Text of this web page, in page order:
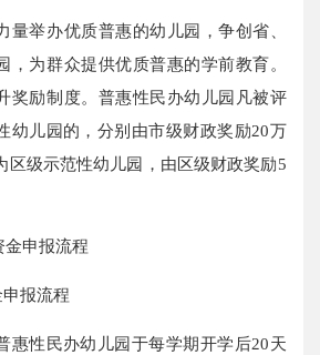
举办优质普惠的幼儿园，争创省、
，为群众提供优质普惠的学前教育。
奖励制度。普惠性民办幼儿园凡被评
幼儿园的，分别由市级财政奖励20万
区级示范性幼儿园，由区级财政奖励5
金申报流程
报流程
性民办幼儿园于每学期开学后20天